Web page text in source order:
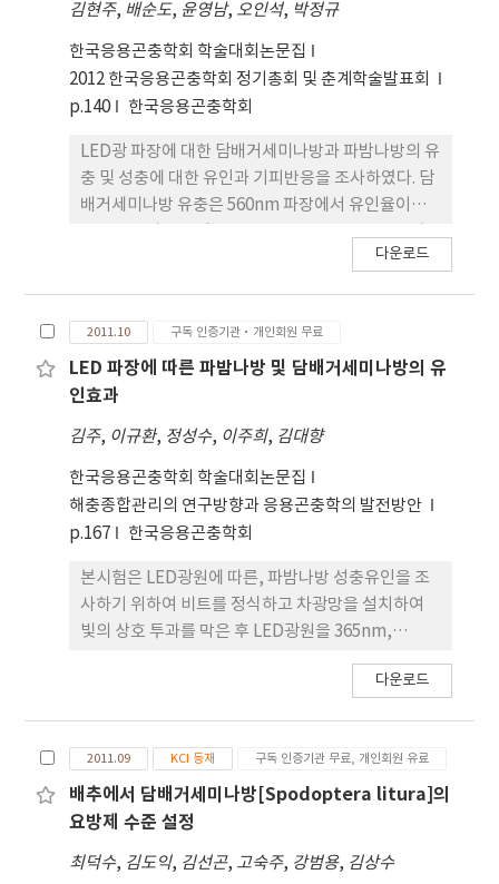
누적 강우일수가 23.7일, 강수량이 72.9mm 많았고,
8~11월은 강우일수는 많았으나 강수량은 오히려
177.4mm 적었다. 페로몬 트랩에 유인된 담배거세미
나방 성충의 발생량을 조사 연도별로 보면,
까지 발생하였고, 발생최성기는 8월 하순 전후였다.
그러나 2009~2011년은 4월 중순에 첫 발생하여 11
월 하순까지 발생하였고, 발생최성기는 9월 중순 전
후였다. 총 발생량은 2000~2002년이 2009~2011년
보다 2배 많았으나 11월의 발생량은 2009~2011년이
월 하순 전후였다. 그러나 2009~2011년은 3월 중순
부터 발생하여 11월 하순까지 발생하였고, 발생최성
기는 9월 상순 전후였다. 총 발생량은 2009~2011년
배정도 많았다. 2000~2002년 11월보다 2009~2011
년 11월에 담배거세미나방 및 파밤나방 발생량이 많
았던 이유는 평균온도가 2.2℃, 최저온도가 2.7℃ 더
높아 기후 온난화 영향으로 생각되며, 향후 계속적인
김현주, 배순도, 윤영남, 오인석, 박정규
한국응용곤충학회 학술대회논문집
2012 한국응용곤충학회 정기총회 및 춘계학술발표회
p.140
한국응용곤충학회
LED광 파장에 대한 담배거세미나방과 파밤나방의 유
충 및 성충에 대한 유인과 기피반응을 조사하였다. 담
배거세미나방 유충은 560nm 파장에서 유인율이
이었다. Lamp형 기판과 육면체 검정상을 이용한 담
유인율 차이가 적었다. 고출력 면광 기판과 정사면체
검정상을 이용한 담배거세미나방 성충의 유인율도
375nm 파장에서 36.3%로 가장 높았다. LED광 파장
피성에 의해 유인되었는지 조사한 결과, 처리후 시간
별 차이는 있지만 530nm 및 610nm에서 각각 15%
및 10%의 기피율을 보였으나 590nm에서는 유인수
가 15% 더 많았다. 파밤나방 3령충을 대상으로 한
가장 높았고, 560nm, 630nm 및 375nm 순이었다.
파밤나방 성충의 유인율은 375nm 파장에서
37~44%로 가장 높았고, 560nm, 590nm 및 630nm
에서는 조사 시간대별 유인율 차이는 다소 있지만 전
체적인 유인율 차이는 없었다. 375nm 파장은 담배거
성충 유인포획에 유용할 것으로 생각된다.
다운로드
2011.10 구독 인증기관·개인회원 무료
LED 파장에 따른 파밤나방 및 담배거세미나방의 유
인효과
김주, 이규환, 정성수, 이주희, 김대향
한국응용곤충학회 학술대회논문집
해충종합관리의 연구방향과 응용곤충학의 발전방안
p.167
한국응용곤충학회
본시험은 LED광원에 따른, 파밤나방 성충유인을 조
사하기 위하여 비트를 정식하고 차광망을 설치하여
빛의 상호 투과를 막은 후 LED광원을 365nm,
630nm, 730nm 등 8파장을 각 처리별로 나누고, 50
서 62.5%의 높은 유인률을 보였고, 2차 조사에서는
367nm에서 5.1%, 410nm에서는 35.9%의 유인률
을 보인 반면, 다른 파장대에서는 유인되지 않아 파밤
높았다. 파밤나방과 거세미나방의 유충의 LED광원에
다운로드
2011.09 KCI 등재 구독 인증기관 무료, 개인회원 유료
배추에서 담배거세미나방[Spodoptera litura]의
요방제 수준 설정
최덕수, 김도익, 김선곤, 고숙주, 강범용, 김상수